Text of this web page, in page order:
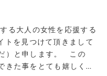
る大人の女性を応援する
トを見つけて頂きまして
）と申します。 この
きた事をとても嬉しく…